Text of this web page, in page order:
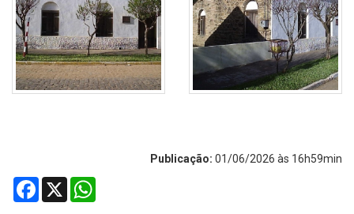
Publicação: 01/06/2026 às 16h59min
Facebook
X